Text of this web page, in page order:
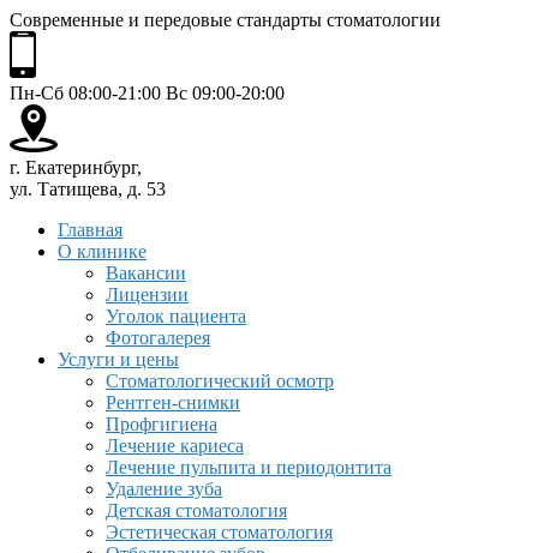
Современные и передовые стандарты стоматологии
Пн-Сб 08:00-21:00 Вс 09:00-20:00
г. Екатеринбург,
ул. Татищева, д. 53
Главная
О клинике
Вакансии
Лицензии
Уголок пациента
Фотогалерея
Услуги и цены
Стоматологический осмотр
Рентген-снимки
Профгигиена
Лечение кариеса
Лечение пульпита и периодонтита
Удаление зуба
Детская стоматология
Эстетическая стоматология